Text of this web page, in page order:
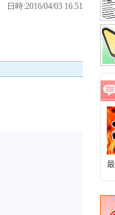
日時:2016/04/03 16:51